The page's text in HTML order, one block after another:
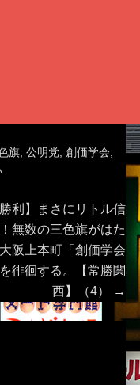
旗, 公明党, 創価学会,
勝利】まさにリトル信
無数の三色旗がはた
阪上本町「創価学会
徘徊する。【常勝関
西】（4）
→